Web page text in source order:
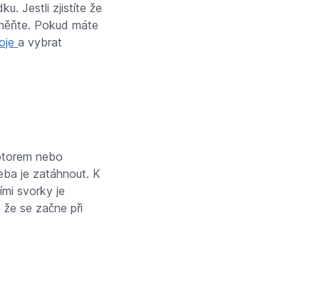
Jestli zjistíte že
Pokud máte
a vybrat
nebo
je zatáhnout. K
svorky je
se začne při